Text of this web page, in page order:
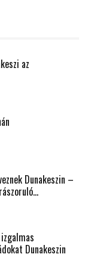
az
Dunakeszin –
Dunakeszin